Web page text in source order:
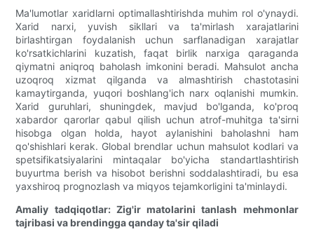
Ma'lumotlar xaridlarni optimallashtirishda muhim rol o'ynaydi.
Xarid narxi, yuvish sikllari va ta'mirlash xarajatlarini
birlashtirgan foydalanish uchun sarflanadigan xarajatlar
ko'rsatkichlarini kuzatish, faqat birlik narxiga qaraganda
qiymatni aniqroq baholash imkonini beradi. Mahsulot ancha
uzoqroq xizmat qilganda va almashtirish chastotasini
kamaytirganda, yuqori boshlang'ich narx oqlanishi mumkin.
Xarid guruhlari, shuningdek, mavjud bo'lganda, ko'proq
xabardor qarorlar qabul qilish uchun atrof-muhitga ta'sirni
hisobga olgan holda, hayot aylanishini baholashni ham
qo'shishlari kerak. Global brendlar uchun mahsulot kodlari va
spetsifikatsiyalarini mintaqalar bo'yicha standartlashtirish
buyurtma berish va hisobot berishni soddalashtiradi, bu esa
yaxshiroq prognozlash va miqyos tejamkorligini ta'minlaydi.
Amaliy tadqiqotlar: Zig'ir matolarini tanlash mehmonlar
tajribasi va brendingga qanday ta'sir qiladi